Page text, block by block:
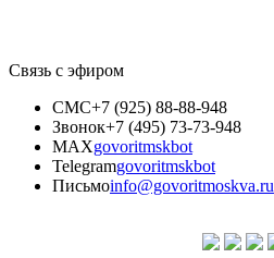
Связь с эфиром
СМС+7 (925) 88-88-948
Звонок+7 (495) 73-73-948
MAXgovoritmskbot
Telegramgovoritmskbot
Письмоinfo@govoritmoskva.ru